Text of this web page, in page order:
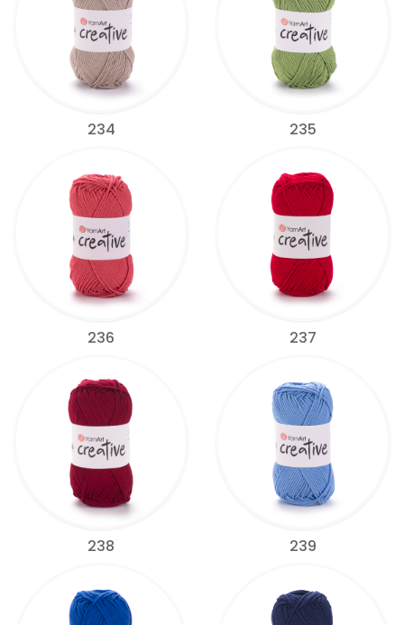
234 235
236 237
238 239